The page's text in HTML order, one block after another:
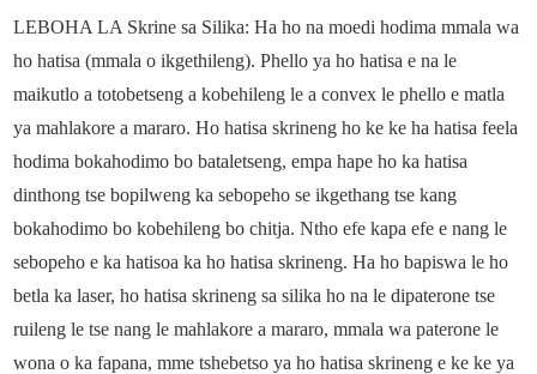
LEBOHA LA Skrine sa Silika: Ha ho na moedi hodima mmala wa
ho hatisa (mmala o ikgethileng). Phello ya ho hatisa e na le
maikutlo a totobetseng a kobehileng le a convex le phello e matla
ya mahlakore a mararo. Ho hatisa skrineng ho ke ke ha hatisa feela
hodima bokahodimo bo bataletseng, empa hape ho ka hatisa
dinthong tse bopilweng ka sebopeho se ikgethang tse kang
bokahodimo bo kobehileng bo chitja. Ntho efe kapa efe e nang le
sebopeho e ka hatisoa ka ho hatisa skrineng. Ha ho bapiswa le ho
betla ka laser, ho hatisa skrineng sa silika ho na le dipaterone tse
ruileng le tse nang le mahlakore a mararo, mmala wa paterone le
wona o ka fapana, mme tshebetso ya ho hatisa skrineng e ke ke ya